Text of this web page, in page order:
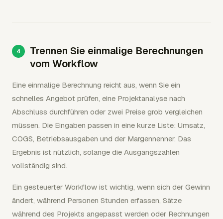
Trennen Sie einmalige Berechnungen
vom Workflow
Eine einmalige Berechnung reicht aus, wenn Sie ein
schnelles Angebot prüfen, eine Projektanalyse nach
Abschluss durchführen oder zwei Preise grob vergleichen
müssen. Die Eingaben passen in eine kurze Liste: Umsatz,
COGS, Betriebsausgaben und der Margennenner. Das
Ergebnis ist nützlich, solange die Ausgangszahlen
vollständig sind.
Ein gesteuerter Workflow ist wichtig, wenn sich der Gewinn
ändert, während Personen Stunden erfassen, Sätze
während des Projekts angepasst werden oder Rechnungen